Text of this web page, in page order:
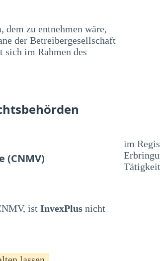
, dem zu entnehmen wäre,
der Betreibergesellschaft
im Rahmen des
(CNMV)
ist InvexPlus nicht
im